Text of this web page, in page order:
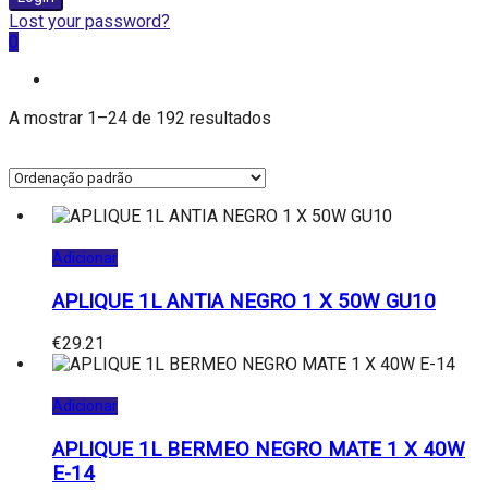
Lost your password?
0
A mostrar 1–24 de 192 resultados
AJP (3)
Adicionar
APLIQUE 1L ANTIA NEGRO 1 X 50W GU10
€29.21
Adicionar
APLIQUE 1L BERMEO NEGRO MATE 1 X 40W
E-14